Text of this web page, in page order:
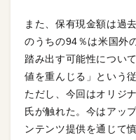
また、保有現金額は過
のうちの94％は米国外
踏み出す可能性につい
値を重んじる」という
ただし、今回はオリジ
氏が触れた。今はアッ
ンテンツ提供を通じて